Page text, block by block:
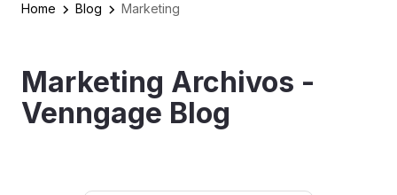
Home Blog Marketing
Marketing Archivos -
Venngage Blog